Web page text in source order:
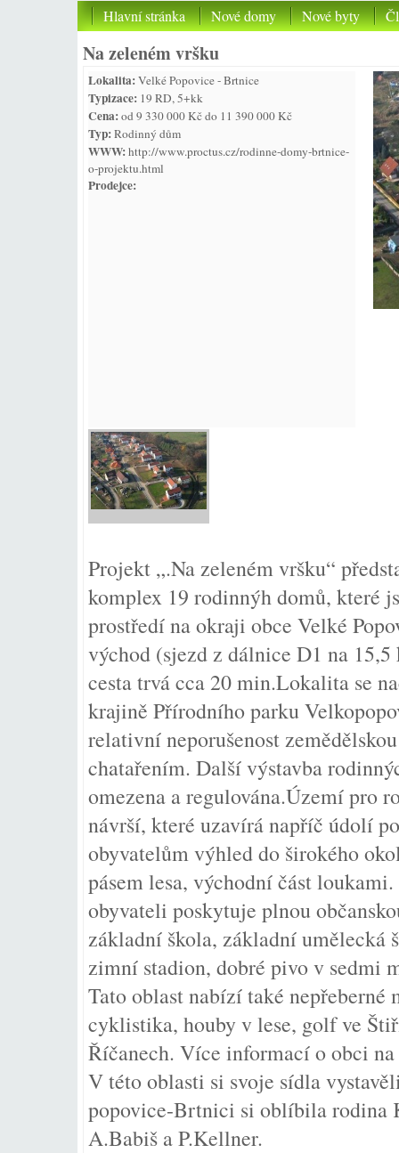
Hlavní stránka Nové domy Nové byty
Na zeleném vršku
Lokalita:Velké Popovice - Brtnice
Typizace: 19 RD, 5+kk
Cena:od 9 330 000 Kč do 11 390 000 Kč
Typ:Rodinný dům
WWW:http://www.proctus.cz/rodinne-domy-brtnice-
o-projektu.html
Prodejce:
Projekt „.Na zeleném vršku“
komplex 19 rodinnýh domů, které
prostředí na okraji obce Velké
východ (sjezd z dálnice D1 na
cesta trvá cca 20 min.Lokalita se
krajině Přírodního parku
relativní neporušenost
chatařením. Další výstavba
omezena a regulována.Území pro
návrší, které uzavírá napříč údolí
obyvatelům výhled do širokého
pásem lesa, východní část
obyvateli poskytuje plnou
základní škola, základní umělecká
zimní stadion, dobré pivo v sedmi
Tato oblast nabízí také
cyklistika, houby v lese, golf ve
Říčanech. Více informací o obci na
V této oblasti si svoje sídla
popovice-Brtnici si oblíbila rodina
A.Babiš a P.Kellner.